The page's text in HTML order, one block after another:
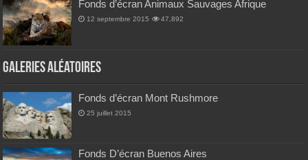
Fonds d’écran Animaux Sauvages Afrique
12 septembre 2015 47,892
Galeries Aléatoires
Fonds d’écran Mont Rushmore
25 juillet 2015
Fonds D’écran Buenos Aires